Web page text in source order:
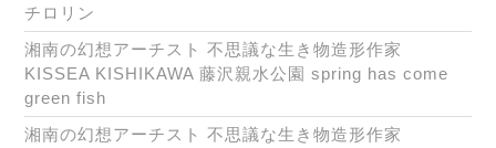
チロリン
湘南の幻想アーチスト 不思議な生き物造形作家
KISSEA KISHIKAWA 藤沢親水公園 spring has come
green fish
湘南の幻想アーチスト 不思議な生き物造形作家